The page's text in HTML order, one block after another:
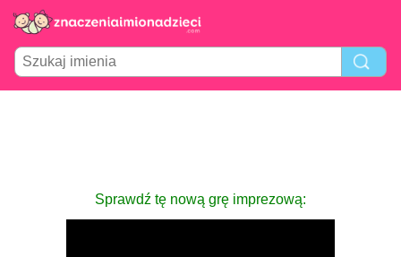
Sprawdź tę nową grę imprezową: